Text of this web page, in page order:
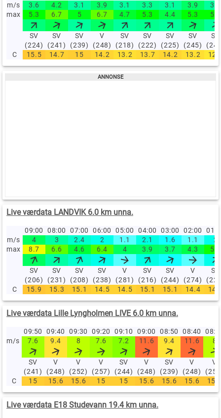
m/s
3.6 4.2 3.1 3.9 3.1 3.3 3.1 3.9
3.1
max
5.3 6.7 5 6.7 4.7 5.3 4.4 5.3 5.3
SV
(224)
SV
(241)
SV
(239)
V
(248)
SV
(218)
SV
(222)
SV
(225)
SV
(245)
SV
C
15.5 14.7 15 14.2 13.2 13.7 14.2 13.2
Live værdata LANDVIK 6.0 km unna.
09:00 08:00 07:00 06:00 05:00 04:00 03:00 02:00
m/s
4 3 2.4 2 1.1 2.1 1.6 1.1
2
max
8.7 6.6 4.6 6.4 4 3.9 3.7 4.3 5.5
SV
(206)
SV
(231)
SV
(208)
SV
(238)
V
(281)
SV
(216)
SV
(244)
V
(274)
SV
C
15.9 15.3 15.1 14.5 14.5 15.1 15.1 14.4
Live værdata Lille Lyngholmen LIVE 6.0 km unna.
09:50 09:40 09:30 09:20 09:10 09:00 08:50 08:40
m/s
7.6 9.4 8 7.6 7.2 11.6 9.4 11.6 8
SV
(241)
V
(248)
V
(252)
V
(257)
SV
(244)
V
(248)
SV
(239)
V
(248)
V
C
15 15.6 15.6 15 15 15.6 15.6 15.6
Live værdata E18 Studevann 19.4 km unna.